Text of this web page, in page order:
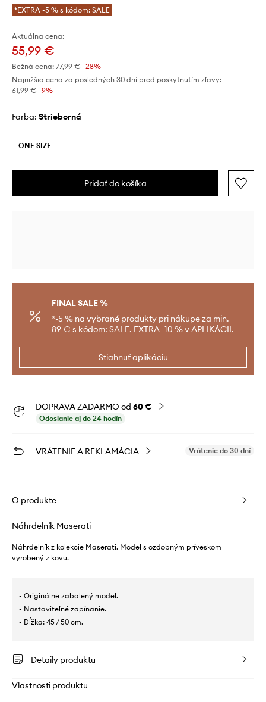
*EXTRA -5 % s kódom: SALE
Aktuálna cena:
55,99 €
Bežná cena: 77,99 € -28%
Najnižšia cena za posledných 30 dní pred poskytnutím zľavy:
61,99 € -9%
Farba: strieborná
ONE SIZE
Pridať do košíka
FINAL SALE %
*-5 % na vybrané produkty pri nákupe za min.
89 € s kódom: SALE. EXTRA -10 % v APLIKÁCII.
Stiahnuť aplikáciu
DOPRAVA ZADARMO od 60 €
Odoslanie aj do 24 hodín
VRÁTENIE A REKLAMÁCIA Vrátenie do 30 dní
O produkte
Náhrdelník Maserati
Náhrdelník z kolekcie Maserati. Model s ozdobným príveskom
vyrobený z kovu.
- Originálne zabalený model.
- Nastaviteľné zapínanie.
- Dĺžka: 45 / 50 cm.
Detaily produktu
Vlastnosti produktu